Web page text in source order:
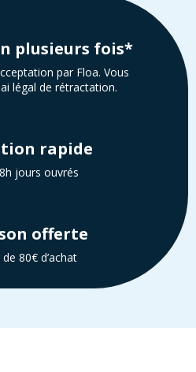
plusieurs fois*
par Floa. Vous
légal de rétractation.
rapide
jours ouvrés
offerte
80€ d’achat